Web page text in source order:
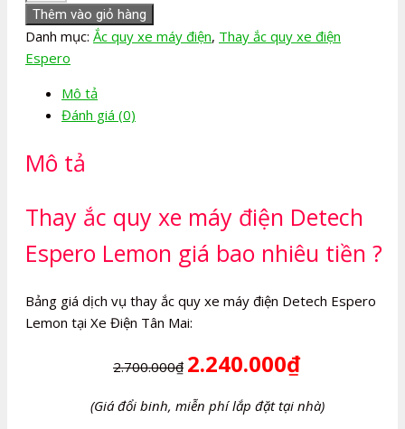
Ắc
quy
xe
điện
Detech
Lemon
lượng
Thêm vào giỏ hàng
Danh mục: Ắc quy xe máy điện, Thay ắc quy xe điện
Espero
Mô tả
Đánh giá (0)
Mô tả
Thay ắc quy xe máy điện Detech
Espero Lemon giá bao nhiêu tiền ?
Bảng giá dịch vụ thay ắc quy xe máy điện Detech Espero
Lemon tại Xe Điện Tân Mai:
2.700.000₫ 2.240.000₫
(Giá đổi binh, miễn phí lắp đặt tại nhà)